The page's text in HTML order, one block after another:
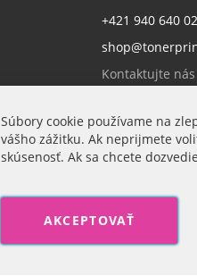
+421 940 640
Kontaktujte nás
Firma
Súbory cookie používame na
vášho zážitku. Ak neprijmete
skúsenosť. Ak sa chcete
AKCEPTOVAŤ